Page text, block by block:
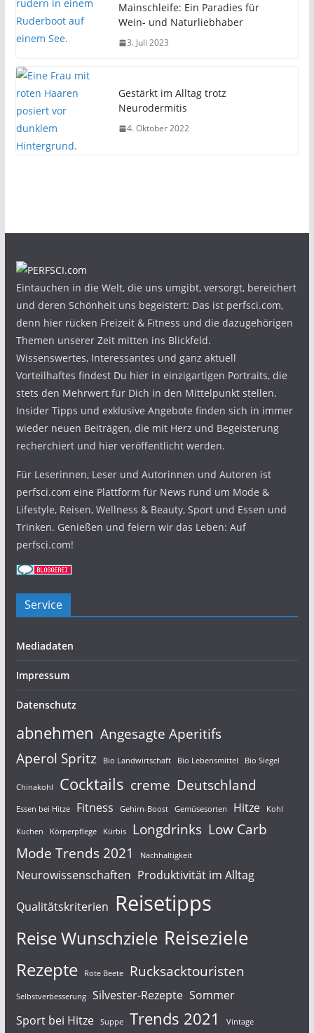
Mainschleife: Ein Paradies für
Wein- und Naturliebhaber
3. Juli 2023
Gestärkt im Alltag trotz
Neurodermitis
4. Oktober 2022
Eintauchen in die Welt, die uns umgibt, versorgt, bereichert
und deren Schönheit uns begeistert: Das ist perfsci.com,
denn hier rücken Freizeit & Fitness und die dazugehörigen
Themen unserer Zeit mitten ins Blickfeld.
Wissenswertes, Interessantes und ganz aktuell
Vorteilhaftes findest Du hier in einzigartigen Portraits, die
stets den Mehrwert für Dich in den Mittelpunkt stellen.
Insider Tipps und exklusive Angebote finden sich in immer
wieder neuen Beiträgen, die mit Herz und Begeisterung
recherchiert und hier veröffentlicht werden.
Für Leserinnen, Leser und Autorinnen und Autoren ist
perfsci.com eine Plattform für News rund um Mode &
Lifestyle, Reisen, Wellness & Beauty, Sport und Essen und
Trinken. Genießen und feiern wir das Leben: Auf
perfsci.com!
Service
Mediadaten
Impressum
Datenschutz
abnehmen Angesagte Aperitifs
Aperol Spritz
Bio Landwirtschaft Bio Lebensmittel Bio Siegel
Chinakohl Cocktails creme Deutschland
Essen bei Hitze Fitness Gehirn-Boost Gemüsesorten Hitze Kohl
Kuchen Körperpflege Kürbis Longdrinks Low Carb
Mode Trends 2021
Nachhaltigkeit
Neurowissenschaften Produktivität im Alltag
Qualitätskriterien Reisetipps
Reise Wunschziele Reiseziele
Rezepte Rote Beete Rucksacktouristen
Selbstverbesserung Silvester-Rezepte Sommer
Sport bei Hitze
Suppe Trends 2021 Vintage